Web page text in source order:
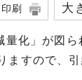
印刷 大
化」が図ら
ますので、